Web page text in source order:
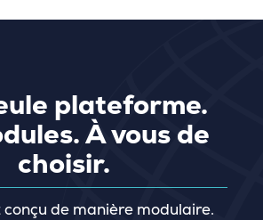
plateforme.
À vous de
choisir.
conçu de manière modulaire.